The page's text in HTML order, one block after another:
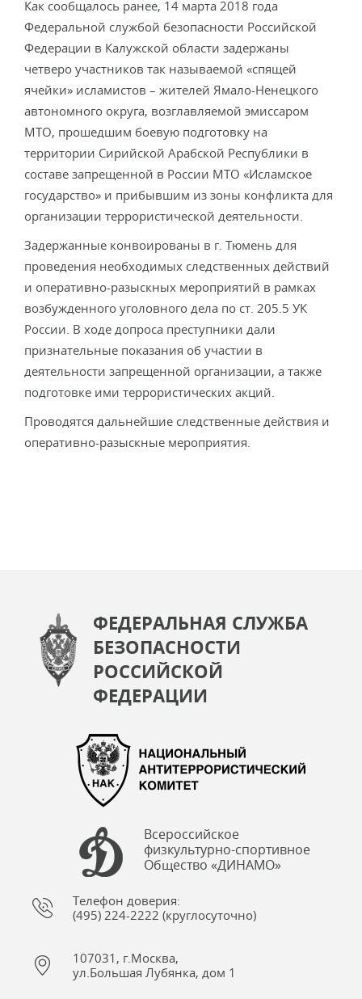
Как сообщалось ранее, 14 марта 2018 года
Федеральной службой безопасности Российской
Федерации в Калужской области задержаны
четверо участников так называемой «спящей
ячейки» исламистов – жителей Ямало-Ненецкого
автономного округа, возглавляемой эмиссаром
МТО, прошедшим боевую подготовку на
территории Сирийской Арабской Республики в
составе запрещенной в России МТО «Исламское
государство» и прибывшим из зоны конфликта для
организации террористической деятельности.
Задержанные конвоированы в г. Тюмень для
проведения необходимых следственных действий
и оперативно-разыскных мероприятий в рамках
возбужденного уголовного дела по ст. 205.5 УК
России. В ходе допроса преступники дали
признательные показания об участии в
деятельности запрещенной организации, а также
подготовке ими террористических акций.
Проводятся дальнейшие следственные действия и
оперативно-разыскные мероприятия.
ФЕДЕРАЛЬНАЯ СЛУЖБА
БЕЗОПАСНОСТИ
РОССИЙСКОЙ
ФЕДЕРАЦИИ
Всероссийское
физкультурно-спортивное
Общество «ДИНАМО»
Телефон доверия:
(495) 224-2222 (круглосуточно)
107031, г.Москва,
ул.Большая Лубянка, дом 1